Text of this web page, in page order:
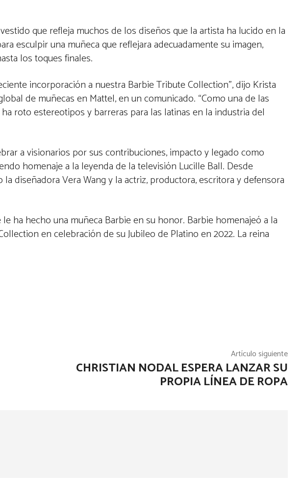
que refleja muchos de los diseños que la artista ha lucido en la
esculpir una muñeca que reflejara adecuadamente su imagen,
los toques finales.
incorporación a nuestra Barbie Tribute Collection”, dijo Krista
de muñecas en Mattel, en un comunicado. “Como una de las
roto estereotipos y barreras para las latinas en la industria del
a visionarios por sus contribuciones, impacto y legado como
homenaje a la leyenda de la televisión Lucille Ball. Desde
diseñadora Vera Wang y la actriz, productora, escritora y defensora
ha hecho una muñeca Barbie en su honor. Barbie homenajeó a la
en celebración de su Jubileo de Platino en 2022. La reina
Artículo siguiente
CHRISTIAN NODAL ESPERA LANZAR SU
PROPIA LÍNEA DE ROPA